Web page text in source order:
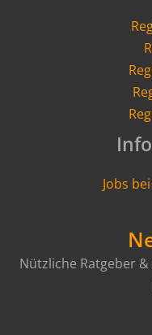
Jobs
Nützliche Ratgeber